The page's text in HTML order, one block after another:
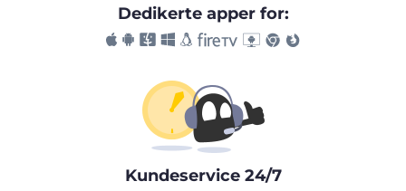
Dedikerte apper for:
Kundeservice 24/7